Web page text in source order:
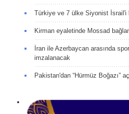
Türkiye ve 7 ülke Siyonist İsrail'i
Kirman eyaletinde Mossad
İran ile Azerbaycan arasında
imzalanacak
Pakistan'dan “Hürmüz Boğazı”